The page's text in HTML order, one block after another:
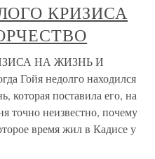
КРИЗИСА
НА ЖИЗНЬ И
Гойя недолго находился
которая поставила его, на
точно неизвестно, почему
время жил в Кадисе у